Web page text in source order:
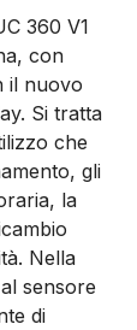
360 V1
con
il nuovo
Si tratta
che
gli
la
Nella
sensore
di